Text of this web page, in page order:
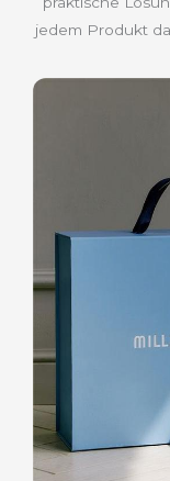
jedem Produkt